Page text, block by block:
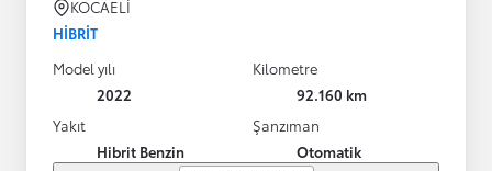
KOCAELİ
HIBRIT
Model yılı
2022
Kilometre
92.160 km
Yakıt
Hibrit Benzin
Şanzıman
Otomatik